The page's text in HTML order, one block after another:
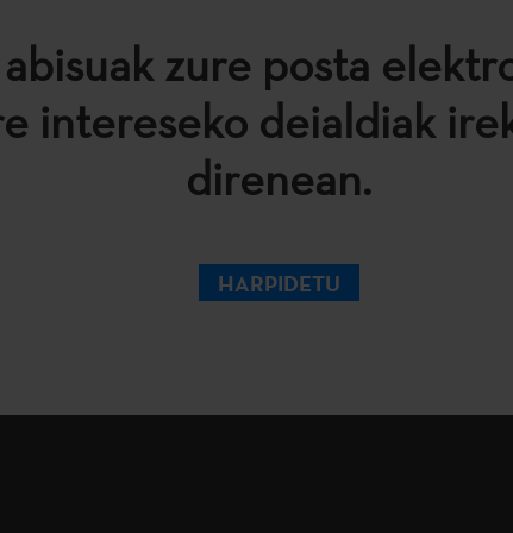
zure posta
intereseko deialdiak
direnean.
HARPIDETU